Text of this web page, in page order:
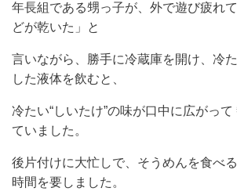
年長組である甥っ子が、外で遊び疲れ
どが乾いた」と
言いながら、勝手に冷蔵庫を開け、冷
した液体を飲むと、
冷たい“しいたけ”の味が口中に広がっ
ていました。
後片付けに大忙しで、そうめんを食べ
時間を要しました。